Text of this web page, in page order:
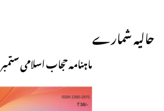
حالیہ شمارے
ماہنامہ حجاب اسلامی ستمبر 2024